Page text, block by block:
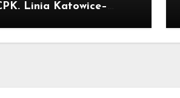
Linia Katowice–
Do Katowic w